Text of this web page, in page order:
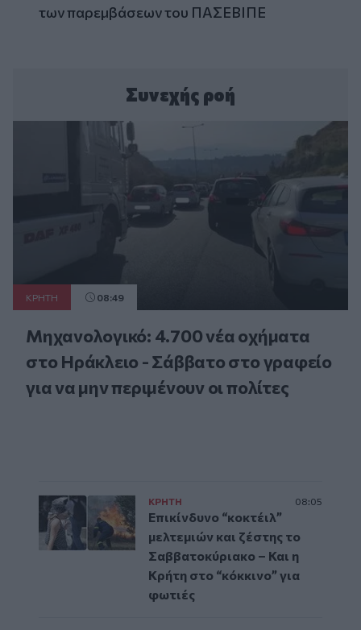
των παρεμβάσεων του ΠΑΣΕΒΙΠΕ
Συνεχής ροή
ΚΡΗΤΗ 08:49
Μηχανολογικό: 4.700 νέα οχήματα
στο Ηράκλειο - Σάββατο στο γραφείο
για να μην περιμένουν οι πολίτες
ΚΡΗΤΗ 08:05
Επικίνδυνο “κοκτέιλ”
μελτεμιών και ζέστης το
Σαββατοκύριακο – Και η
Κρήτη στο “κόκκινο” για
φωτιές